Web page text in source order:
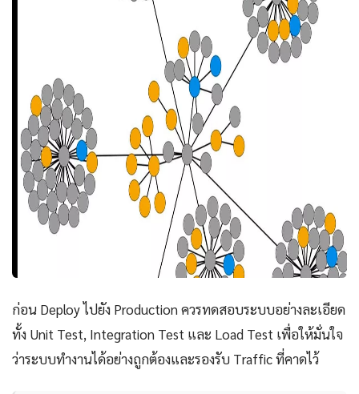
ก่อน Deploy ไปยัง Production ควรทดสอบระบบอย่างละเอียด
ทั้ง Unit Test, Integration Test และ Load Test เพื่อให้มั่นใจ
ว่าระบบทำงานได้อย่างถูกต้องและรองรับ Traffic ที่คาดไว้